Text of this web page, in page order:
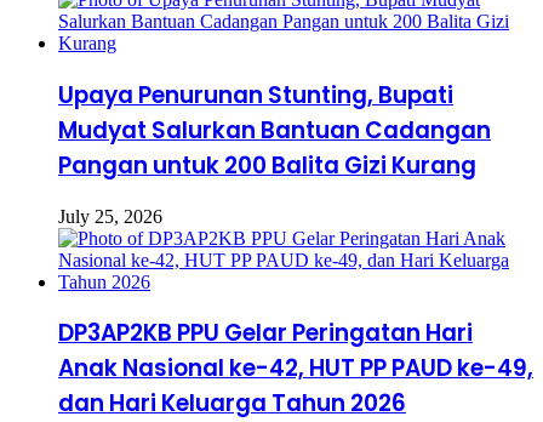
Upaya Penurunan Stunting, Bupati
Mudyat Salurkan Bantuan Cadangan
Pangan untuk 200 Balita Gizi Kurang
July 25, 2026
DP3AP2KB PPU Gelar Peringatan Hari
Anak Nasional ke-42, HUT PP PAUD ke-49,
dan Hari Keluarga Tahun 2026